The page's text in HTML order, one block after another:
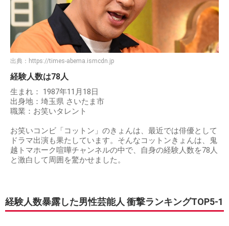
出典： https://times-abema.ismcdn.jp
経験人数は78人
生まれ： 1987年11月18日
出身地：埼玉県 さいたま市
職業：お笑いタレント
お笑いコンビ「コットン」のきょんは、最近では俳優として
ドラマ出演も果たしています。そんなコットンきょんは、鬼
越トマホーク喧嘩チャンネルの中で、自身の経験人数を78人
と激白して周囲を驚かせました。
経験人数暴露した男性芸能人 衝撃ランキングTOP5-1